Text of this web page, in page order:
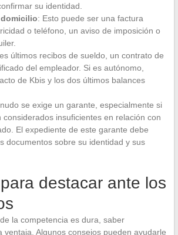
su identidad.
: Esto puede ser una factura
o teléfono, un aviso de imposición o
últimos recibos de sueldo, un contrato de
del empleador. Si es autónomo,
de Kbis y los dos últimos balances
se exige un garante, especialmente si
considerados insuficientes en relación con
El expediente de este garante debe
documentos sobre su identidad y sus
destacar ante los
la competencia es dura, saber
ventaja. Algunos consejos pueden ayudarle